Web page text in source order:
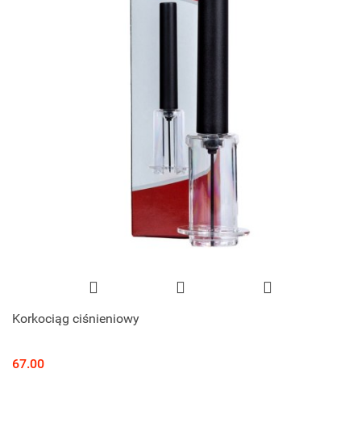
Korkociąg ciśnieniowy
67.00